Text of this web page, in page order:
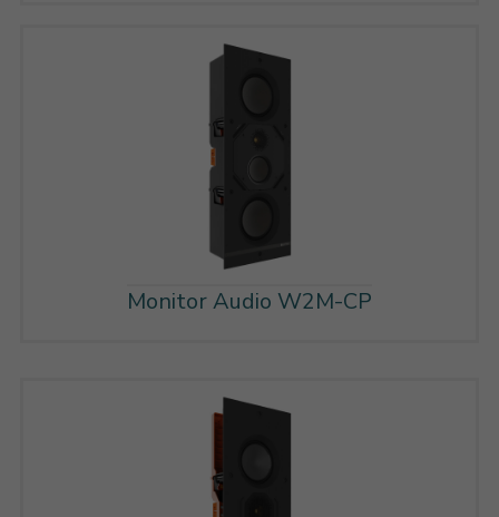
Monitor Audio W2M-CP